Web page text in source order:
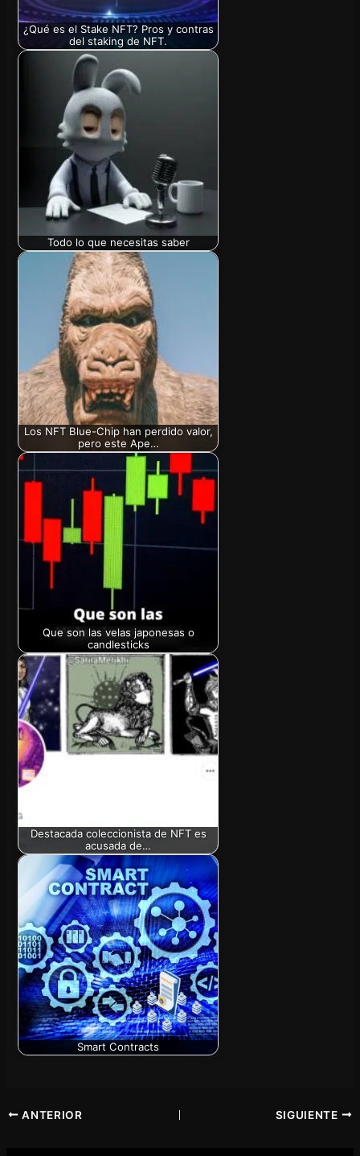
¿Qué es el Stake NFT? Pros y contras
del staking de NFT.
Todo lo que necesitas saber
Los NFT Blue-Chip han perdido valor,
pero este Ape…
Que son las velas japonesas o
candlesticks
Destacada coleccionista de NFT es
acusada de…
Smart Contracts
ANTERIOR SIGUIENTE